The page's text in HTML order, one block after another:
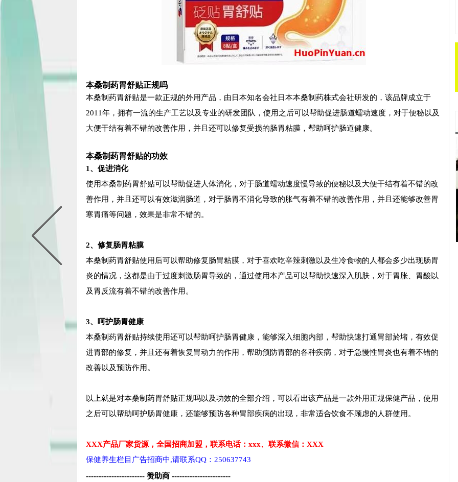
本桑制药胃舒贴正规吗
本桑制药胃舒贴是一款正规的外用产品，由日本知名会社日本本桑制药株式会社研发的，该品牌成立于
2011年，拥有一流的生产工艺以及专业的研发团队，使用之后可以帮助促进肠道蠕动速度，对于便秘以及
大便干结有着不错的改善作用，并且还可以修复受损的肠胃粘膜，帮助呵护肠道健康。
本桑制药胃舒贴的功效
1、促进消化
使用本桑制药胃舒贴可以帮助促进人体消化，对于肠道蠕动速度慢导致的便秘以及大便干结有着不错的改
善作用，并且还可以有效滋润肠道，对于肠胃不消化导致的胀气有着不错的改善作用，并且还能够改善胃
寒胃痛等问题，效果是非常不错的。
2、修复肠胃粘膜
本桑制药胃舒贴使用后可以帮助修复肠胃粘膜，对于喜欢吃辛辣刺激以及生冷食物的人都会多少出现肠胃
炎的情况，这都是由于过度刺激肠胃导致的，通过使用本产品可以帮助快速深入肌肤，对于胃胀、胃酸以
及胃反流有着不错的改善作用。
3、呵护肠胃健康
本桑制药胃舒贴持续使用还可以帮助呵护肠胃健康，能够深入细胞内部，帮助快速打通胃部於堵，有效促
进胃部的修复，并且还有着恢复胃动力的作用，帮助预防胃部的各种疾病，对于急慢性胃炎也有着不错的
改善以及预防作用。
以上就是对本桑制药胃舒贴正规吗以及功效的全部介绍，可以看出该产品是一款外用正规保健产品，使用
之后可以帮助呵护肠胃健康，还能够预防各种胃部疾病的出现，非常适合饮食不顾虑的人群使用。
XXX产品厂家货源，全国招商加盟，联系电话：xxx、联系微信：XXX
保健养生栏目广告招商中,请联系QQ：250637743
----------------------- 赞助商 -----------------------